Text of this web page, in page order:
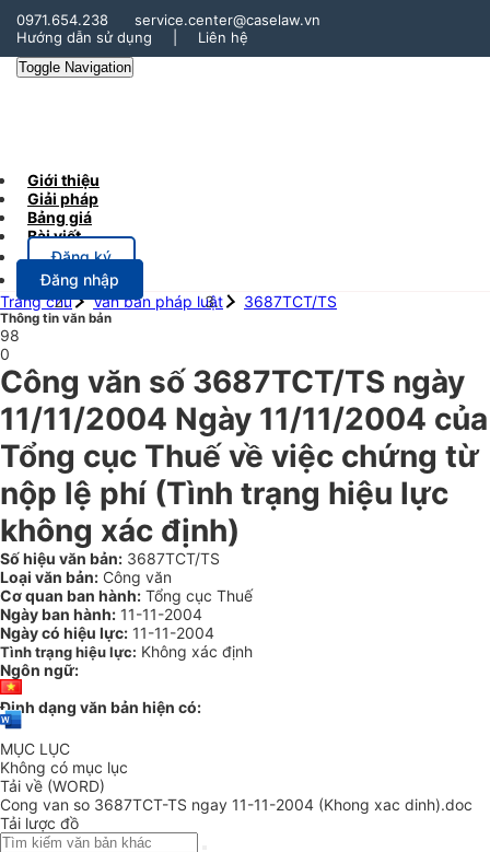
0971.654.238
service.center@caselaw.vn
Hướng dẫn sử dụng
Liên hệ
Toggle Navigation
Giới thiệu
Giải pháp
Bảng giá
Bài viết
Đăng ký
Đăng nhập
Trang chủ
Văn bản pháp luật 3687TCT/TS
Thông tin văn bản
98
0
Công văn số 3687TCT/TS ngày
11/11/2004 Ngày 11/11/2004 của
Tổng cục Thuế về việc chứng từ
nộp lệ phí (Tình trạng hiệu lực
không xác định)
Số hiệu văn bản: 3687TCT/TS
Loại văn bản: Công văn
Cơ quan ban hành: Tổng cục Thuế
Ngày ban hành: 11-11-2004
Ngày có hiệu lực: 11-11-2004
Tình trạng hiệu lực: Không xác định
Ngôn ngữ:
Định dạng văn bản hiện có:
MỤC LỤC
Không có mục lục
Tải về (WORD)
Cong van so 3687TCT-TS ngay 11-11-2004 (Khong xac dinh).doc
Tải lược đồ